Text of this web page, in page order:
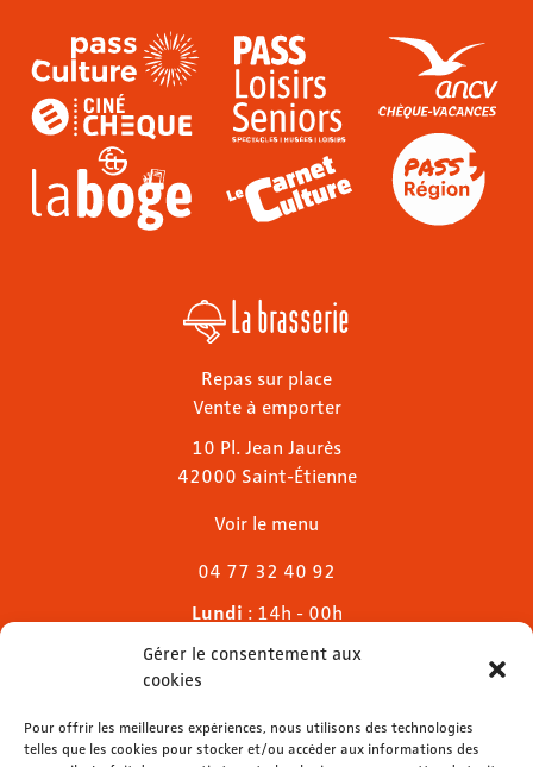
Gérer le consentement aux
cookies
Pour offrir les meilleures expériences, nous utilisons des technologies
telles que les cookies pour stocker et/ou accéder aux informations des
La brasserie
Repas sur place
Vente à emporter
10 Pl. Jean Jaurès
42000 Saint-Étienne
Voir le menu
04 77 32 40 92
Lundi : 14h - 00h
Mardi & mercredi
Jeudi
Dimanche: 11h - 00h